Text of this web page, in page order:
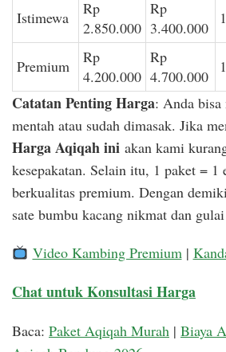
Istimewa
Rp
2.850.000
Rp
3.400.000
Premium
Rp
4.200.000
Rp
4.700.000
Catatan Penting Harga: Anda
mentah atau sudah dimasak. Jika
Harga Aqiqah ini akan kami
kesepakatan. Selain itu, 1 paket = 1
berkualitas premium. Dengan
sate bumbu kacang nikmat dan
Video Kambing Premium|
Chat untuk Konsultasi Harga
Baca: Paket Aqiqah Murah | Biaya